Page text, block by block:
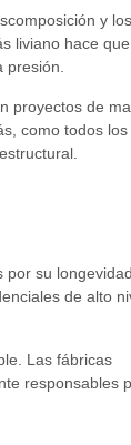
y
liviano hace
proyectos de
como todos
por su
de alto
Las fábricas
responsables